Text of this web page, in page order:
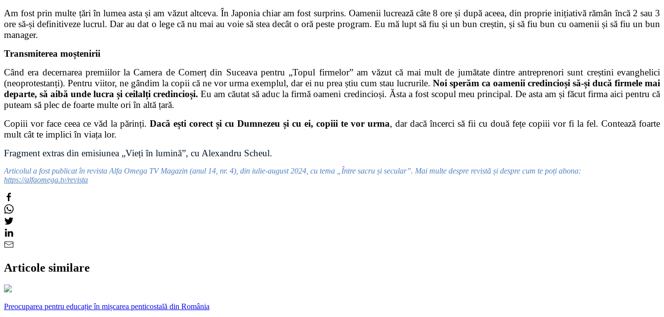
Am fost prin multe țări în lumea asta și am văzut altceva. În Japonia chiar am fost surprins. Oamenii lucrează câte 8 ore și după aceea, din proprie inițiativă rămân încă 2 sau 3
ore să-și definitiveze lucrul. Dar au dat o lege că nu mai au voie să stea decât o oră peste program. Eu mă lupt să fiu și un bun creștin, și să fiu bun cu oamenii și să fiu un bun
manager.
Transmiterea moștenirii
Când era decernarea premiilor la Camera de Comerț din Suceava pentru „Topul firmelor” am văzut că mai mult de jumătate dintre antreprenori sunt creștini evanghelici
(neoprotestanți). Pentru viitor, ne gândim la copii că ne vor urma exemplul, dar ei nu prea știu cum stau lucrurile. Noi sperăm ca oamenii credincioși să-și ducă firmele mai
departe, să aibă unde lucra și ceilalți credincioși. Eu am căutat să aduc la firmă oameni credincioși. Ăsta a fost scopul meu principal. De asta am și făcut firma aici pentru că
puteam să plec de foarte multe ori în altă țară.
Copiii vor face ceea ce văd la părinți. Dacă ești corect și cu Dumnezeu și cu ei, copiii te vor urma, dar dacă încerci să fii cu două fețe copiii vor fi la fel. Contează foarte
mult cât te implici în viața lor.
Fragment extras din emisiunea „Vieți în lumină”, cu Alexandru Scheul.
Articolul a fost publicat în revista Alfa Omega TV Magazin (anul 14, nr. 4), din iulie-august 2024, cu tema „Între sacru și secular”. Mai multe despre revistă și despre cum te poți abona:
https://alfaomega.tv/revista
Articole similare
Preocuparea pentru educație în mișcarea penticostală din România